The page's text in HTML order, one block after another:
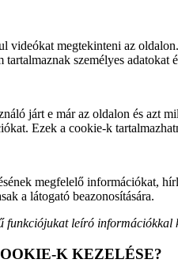
videókat megtekinteni az
személyes adatokat
járt e már az oldalon és azt
Ezek a cookie-k
megfelelő információkat,
a látogató beazonosítására.
funkciójukat leíró
K KEZELÉSE?